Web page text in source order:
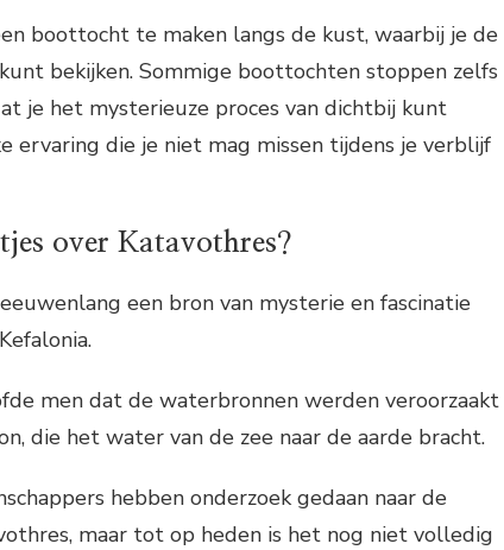
boottocht te maken langs de kust, waarbij je de
bekijken. Sommige boottochten stoppen zelfs
je het mysterieuze proces van dichtbij kunt
ervaring die je niet mag missen tijdens je verblijf
over Katavothres?
een bron van mysterie en fascinatie
men dat de waterbronnen werden veroorzaakt
die het water van de zee naar de aarde bracht.
hebben onderzoek gedaan naar de
maar tot op heden is het nog niet volledig